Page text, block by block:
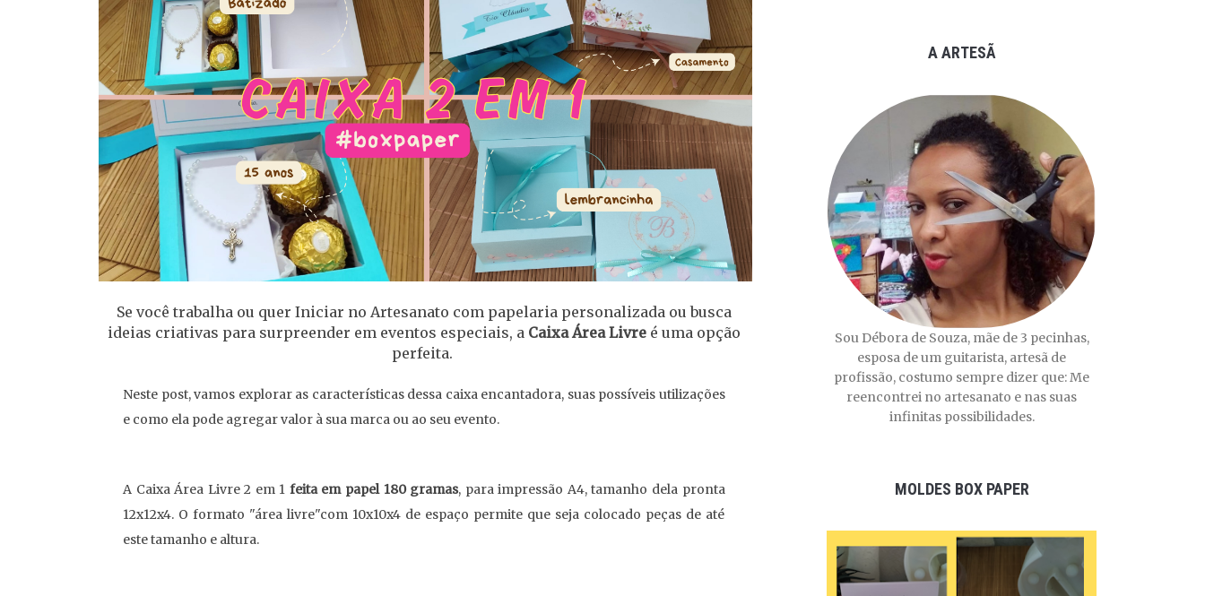
Se você trabalha ou quer Iniciar no Artesanato com papelaria personalizada ou busca
ideias criativas para surpreender em eventos especiais, a Caixa Área Livreé uma opção
perfeita.
Neste post, vamos explorar as características dessa caixa encantadora, suas possíveis utilizações
e como ela pode agregar valor à sua marca ou ao seu evento.
A Caixa Área Livre 2 em 1 feita em papel 180 gramas, para impressão A4, tamanho dela pronta
12x12x4. O formato "área livre"com 10x10x4 de espaço permite que seja colocado peças de até
este tamanho e altura.
A ARTESÃ
Sou Débora de Souza, mãe de 3 pecinhas,
esposa de um guitarista, artesã de
profissão, costumo sempre dizer que: Me
reencontrei no artesanato e nas suas
infinitas possibilidades.
MOLDES BOX PAPER